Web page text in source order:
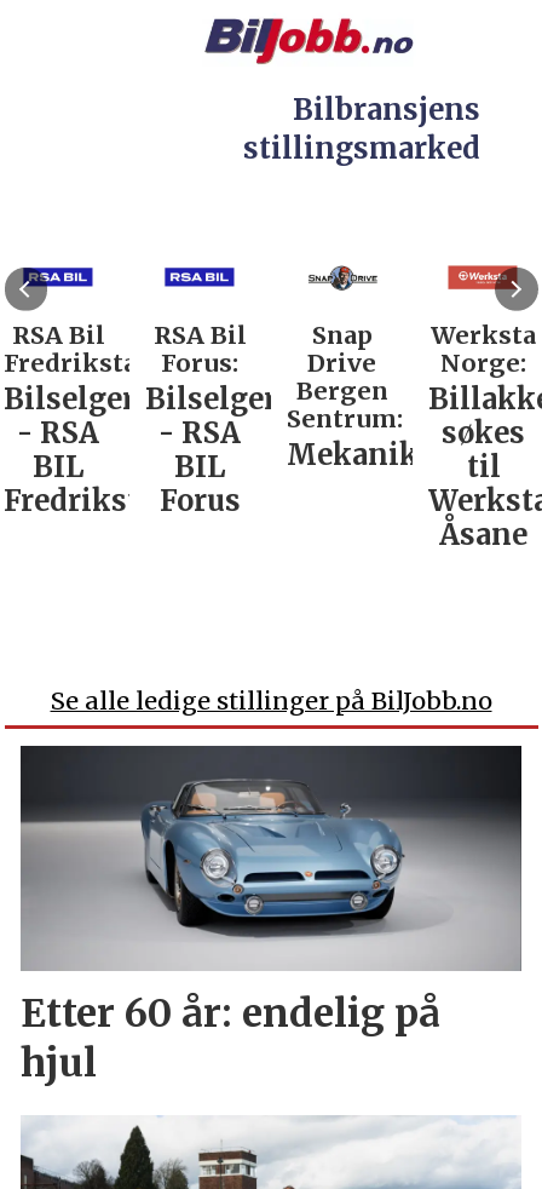
Bilbransjens
stillingsmarked
RSA Bil
Fredrikstad:
Bilselger
- RSA
BIL
Fredrikstad
RSA Bil
Forus:
Bilselger
- RSA
BIL
Forus
Snap
Drive
Bergen
Sentrum:
Mekaniker
Werksta
Norge:
søkes
til
Åsane
Se alle ledige stillinger på BilJobb.no
Etter 60 år: endelig på
hjul